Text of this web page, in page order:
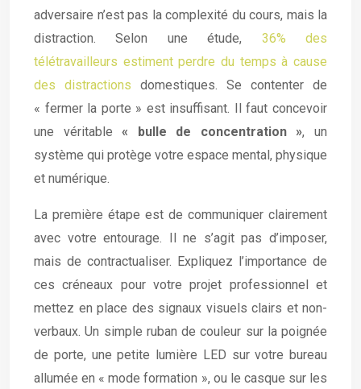
adversaire n’est pas la complexité du cours, mais la
distraction. Selon une étude, 36% des
télétravailleurs estiment perdre du temps à cause
des distractions domestiques. Se contenter de
« fermer la porte » est insuffisant. Il faut concevoir
une véritable« bulle de concentration », un
système qui protège votre espace mental, physique
et numérique.
La première étape est de communiquer clairement
avec votre entourage. Il ne s’agit pas d’imposer,
mais de contractualiser. Expliquez l’importance de
ces créneaux pour votre projet professionnel et
mettez en place des signaux visuels clairs et non-
verbaux. Un simple ruban de couleur sur la poignée
de porte, une petite lumière LED sur votre bureau
allumée en « mode formation », ou le casque sur les